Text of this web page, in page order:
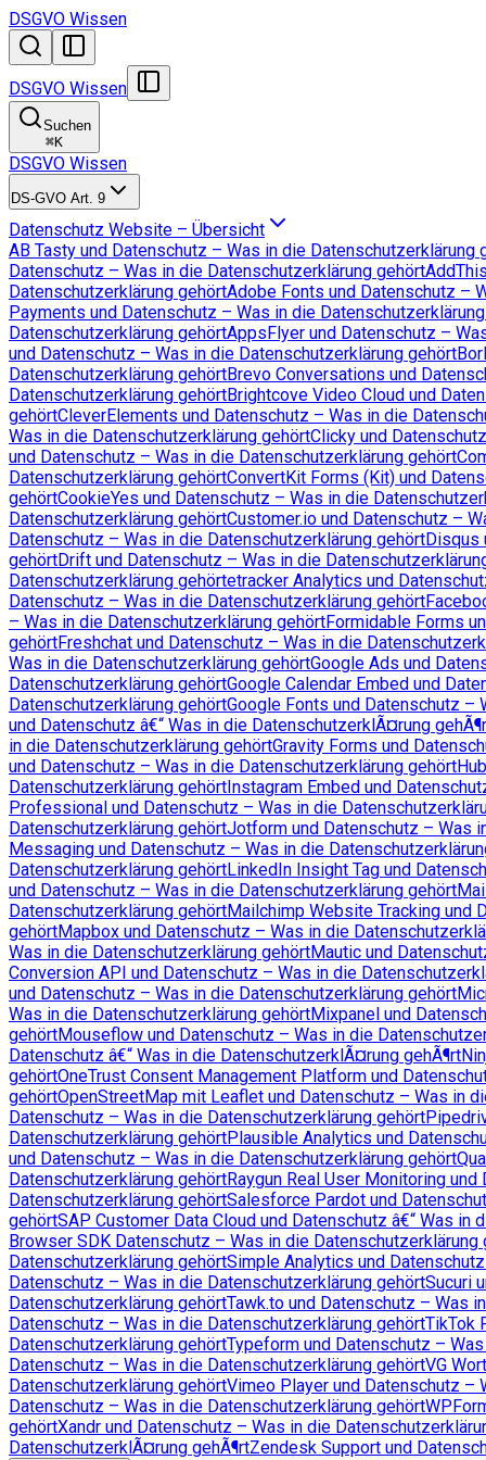
DSGVO Wissen
DSGVO Wissen
Suchen
⌘K
DSGVO Wissen
DS-GVO Art. 9
Datenschutz Website – Übersicht
AB Tasty und Datenschutz – Was in die Datenschutzerklärung
Datenschutz – Was in die Datenschutzerklärung gehört
Datenschutzerklärung gehörtAdobe Fonts und Datenschutz –
Payments und Datenschutz – Was in die
Datenschutzerklärung gehörtAppsFlyer und Datenschutz –
und Datenschutz – Was in die Datenschutzerklärung gehört
Datenschutzerklärung gehörtBrevo Conversations und
Datenschutzerklärung gehörtBrightcove Video Cloud und
gehörtCleverElements und Datenschutz – Was in die
Was in die Datenschutzerklärung gehörtClicky und
und Datenschutz – Was in die Datenschutzerklärung gehört
Datenschutzerklärung gehörtConvertKit Forms (Kit) und
gehörtCookieYes und Datenschutz – Was in die
Datenschutzerklärung gehörtCustomer.io und Datenschutz –
Datenschutz – Was in die Datenschutzerklärung gehörtDisqus
gehörtDrift und Datenschutz – Was in die
Datenschutzerklärung gehörtetracker Analytics und
Datenschutz – Was in die Datenschutzerklärung gehört
– Was in die Datenschutzerklärung gehörtFormidable Forms
gehörtFreshchat und Datenschutz – Was in die
Was in die Datenschutzerklärung gehörtGoogle Ads und
Datenschutzerklärung gehörtGoogle Calendar Embed und
Datenschutzerklärung gehörtGoogle Fonts und Datenschutz –
und Datenschutz â€“ Was in die DatenschutzerklÃ¤rung
in die Datenschutzerklärung gehörtGravity Forms und
und Datenschutz – Was in die Datenschutzerklärung gehört
Datenschutzerklärung gehörtInstagram Embed und
Professional und Datenschutz – Was in die
Datenschutzerklärung gehörtJotform und Datenschutz – Was
Messaging und Datenschutz – Was in die
Datenschutzerklärung gehörtLinkedIn Insight Tag und
und Datenschutz – Was in die Datenschutzerklärung gehört
Datenschutzerklärung gehörtMailchimp Website Tracking und
gehörtMapbox und Datenschutz – Was in die
Was in die Datenschutzerklärung gehörtMautic und
Conversion API und Datenschutz – Was in die
und Datenschutz – Was in die Datenschutzerklärung gehört
Was in die Datenschutzerklärung gehörtMixpanel und
gehörtMouseflow und Datenschutz – Was in die
Datenschutz â€“ Was in die DatenschutzerklÃ¤rung gehÃ¶rt
gehörtOneTrust Consent Management Platform und
gehörtOpenStreetMap mit Leaflet und Datenschutz – Was in
Datenschutz – Was in die Datenschutzerklärung gehört
Datenschutzerklärung gehörtPlausible Analytics und
und Datenschutz – Was in die Datenschutzerklärung gehört
Datenschutzerklärung gehörtRaygun Real User Monitoring
Datenschutzerklärung gehörtSalesforce Pardot und
gehörtSAP Customer Data Cloud und Datenschutz â€“ Was in
Browser SDK Datenschutz – Was in die Datenschutzerklärung
Datenschutzerklärung gehörtSimple Analytics und
Datenschutz – Was in die Datenschutzerklärung gehörtSucuri
Datenschutzerklärung gehörtTawk.to und Datenschutz – Was
Datenschutz – Was in die Datenschutzerklärung gehörtTikTok
Datenschutzerklärung gehörtTypeform und Datenschutz –
Datenschutz – Was in die Datenschutzerklärung gehörtVG
Datenschutzerklärung gehörtVimeo Player und Datenschutz –
Datenschutz – Was in die Datenschutzerklärung gehört
gehörtXandr und Datenschutz – Was in die
DatenschutzerklÃ¤rung gehÃ¶rtZendesk Support und